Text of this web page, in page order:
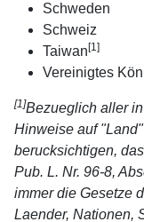
Schweden
Schweiz
Taiwan [1]
Vereinigtes
[1]Bezueglich aller
Hinweise auf
berucksichtigen,
Pub. L. Nr. 96-8,
immer die Gesetze
Laender, Nationen,